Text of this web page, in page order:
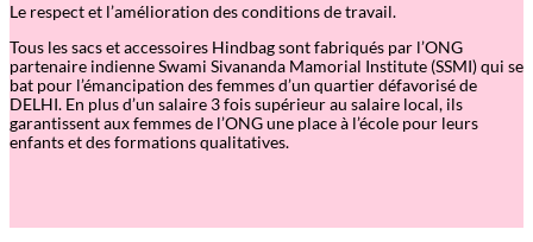
Le respect et l’amélioration des conditions de travail.
Tous les sacs et accessoires Hindbag sont fabriqués par l’ONG
partenaire indienne Swami Sivananda Mamorial Institute (SSMI) qui se
bat pour l’émancipation des femmes d’un quartier défavorisé de
DELHI. En plus d’un salaire 3 fois supérieur au salaire local, ils
garantissent aux femmes de l’ONG une place à l’école pour leurs
enfants et des formations qualitatives.